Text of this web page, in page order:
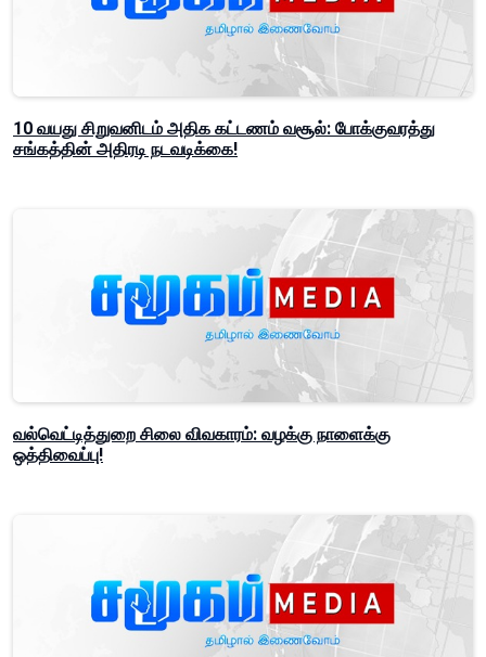
10 வயது சிறுவனிடம் அதிக கட்டணம் வசூல்: போக்குவரத்து
சங்கத்தின் அதிரடி நடவடிக்கை!
வல்வெட்டித்துறை சிலை விவகாரம்: வழக்கு நாளைக்கு
ஒத்திவைப்பு!